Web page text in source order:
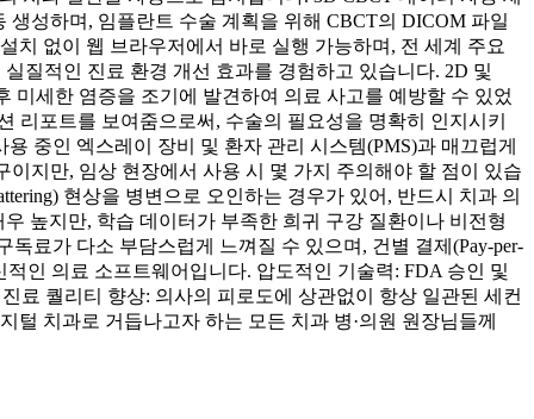
성하며, 임플란트 수술 계획을 위해 CBCT의 DICOM 파일
치 없이 웹 브라우저에서 바로 실행 가능하며, 전 세계 주요
질적인 진료 환경 개선 효과를 경험하고 있습니다. 2D 및
미세한 염증을 조기에 발견하여 의료 사고를 예방할 수 있었
리포트를 보여줌으로써, 수술의 필요성을 명확히 인지시키
중인 엑스레이 장비 및 환자 관리 시스템(PMS)과 매끄럽게
지만, 임상 현장에서 사용 시 몇 가지 주의해야 할 점이 있습
현상을 병변으로 오인하는 경우가 있어, 반드시 치과 의
높지만, 학습 데이터가 부족한 희귀 구강 질환이나 비전형
료가 다소 부담스럽게 느껴질 수 있으며, 건별 결제(Pay-per-
인 의료 소프트웨어입니다. 압도적인 기술력: FDA 승인 및
료 퀄리티 향상: 의사의 피로도에 상관없이 항상 일관된 세컨
치과로 거듭나고자 하는 모든 치과 병·의원 원장님들께